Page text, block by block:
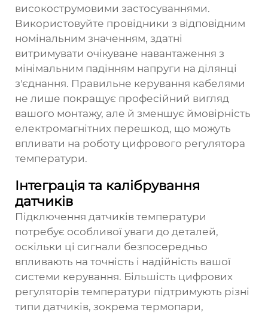
високострумовими застосуваннями.
Використовуйте провідники з відповідним
номінальним значенням, здатні
витримувати очікуване навантаження з
мінімальним падінням напруги на ділянці
з'єднання. Правильне керування кабелями
не лише покращує професійний вигляд
вашого монтажу, але й зменшує ймовірність
електромагнітних перешкод, що можуть
впливати на роботу цифрового регулятора
температури.
Інтеграція та калібрування
датчиків
Підключення датчиків температури
потребує особливої уваги до деталей,
оскільки ці сигнали безпосередньо
впливають на точність і надійність вашої
системи керування. Більшість цифрових
регуляторів температури підтримують різні
типи датчиків, зокрема термопари,